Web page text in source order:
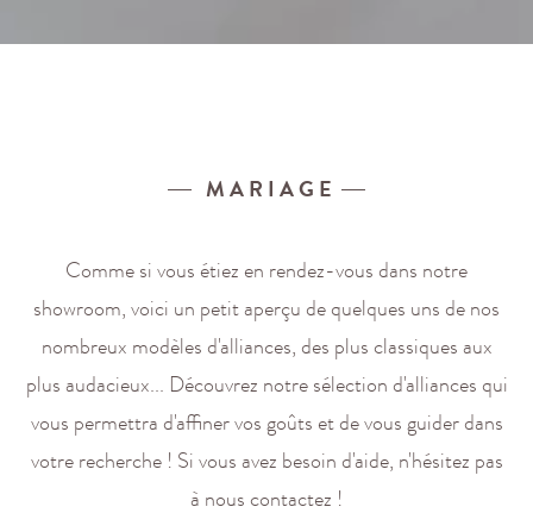
M A R I A G E
Comme si vous étiez en rendez-vous dans notre
showroom, voici un petit aperçu de quelques unsde nos
nombreux modèles d'alliances, des plus classiques aux
plus audacieux... Découvrez notresélection d'alliances qui
vous permettra d'affiner vos goûts et de vous guider dans
votre recherche ! Si vous avez besoin d'aide, n'hésitez pas
à nous contactez !